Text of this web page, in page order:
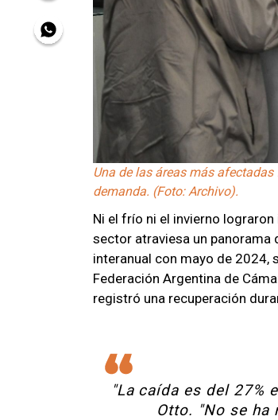
Una de las áreas más
demanda. (Foto: Archivo).
Ni el frío ni el invierno
sector atraviesa un panorama
interanual con mayo de 2024,
Federación Argentina de
registró una recuperación
"La caída es del 27%
Otto. "No se ha